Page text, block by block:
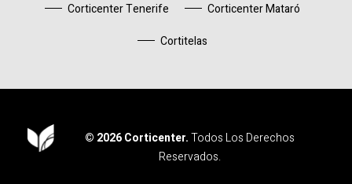
Corticenter Tenerife
Corticenter Mataró
Cortitelas
© 2026 Corticenter.Todos Los Derechos
Reservados.